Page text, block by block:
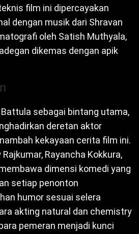
film ini dipercayakan
dengan musik dari Shravan
oleh Satish Muthyala,
dikemas dengan apik
Battula sebagai bintang utama,
deretan aktor
kekayaan cerita film ini.
Rayancha Kokkura,
dimensi komedi yang
setiap penonton
humor sesuai selera
akting natural dan chemistry
pemeran menjadi kunci